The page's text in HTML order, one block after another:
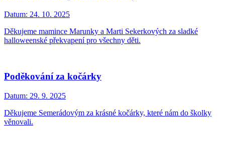
Datum: 24. 10. 2025
Děkujeme mamince Marunky a Marti Sekerkových za sladké
halloweenské překvapení pro všechny děti.
Poděkování za kočárky
Datum: 29. 9. 2025
Děkujeme Semerádovým za krásné kočárky, které nám do školky
věnovali.